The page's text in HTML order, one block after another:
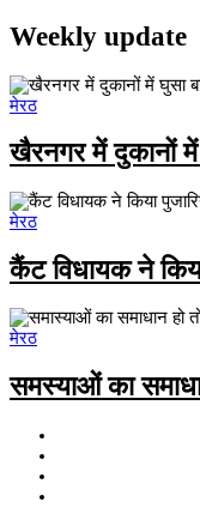
Weekly update
मेरठ
खैरनगर में दुकानों में
मेरठ
कैंट विधायक ने
मेरठ
समस्याओं का